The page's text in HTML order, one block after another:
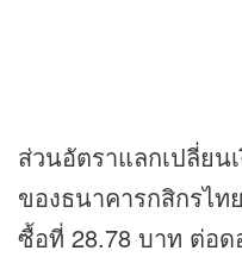
ส่วนอัตราแลกเปลี่ยน
ของธนาคารกสิกรไท
ซื้อที่ 28.78 บาท ต่อ